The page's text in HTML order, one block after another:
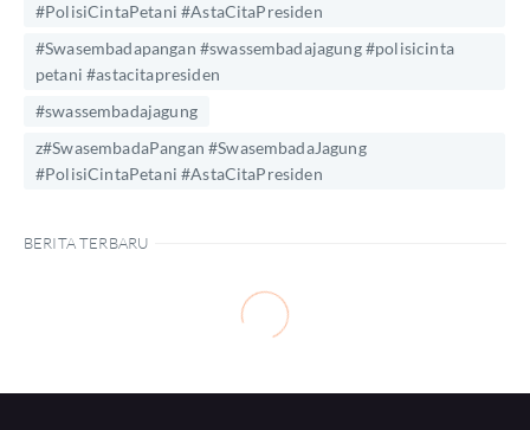
#PolisiCintaPetani #AstaCitaPresiden
#Swasembadapangan #swassembadajagung #polisicinta
petani #astacitapresiden
#swassembadajagung
z#SwasembadaPangan #SwasembadaJagung
#PolisiCintaPetani #AstaCitaPresiden
BERITA TERBARU